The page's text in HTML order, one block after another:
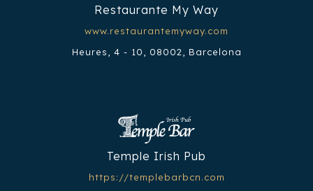
Restaurante My Way
www.restaurantemyway.com
Heures, 4 - 10, 08002, Barcelona
Temple Irish Pub
https://templebarbcn.com